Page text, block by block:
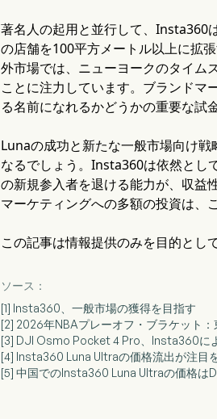
著名人の起用と並行して、Insta360
の店舗を100平方メートル以上に拡
外市場では、ニューヨークのタイム
ことに注力しています。ブランドマ
る名前になれるかどうかの重要な試
Lunaの成功と新たな一般市場向け
なるでしょう。Insta360は依然とし
の新規参入者を退ける能力が、収益
マーケティングへの多額の投資は、
この記事は情報提供のみを目的とし
ソース：
[1] Insta360、一般市場の獲得を目指す
[2] 2026年NBAプレーオフ・ブラケット
[3] DJI Osmo Pocket 4 Pro、Insta360に
[4] Insta360 Luna Ultraの価格流出が注目
[5] 中国でのInsta360 Luna Ultraの価格